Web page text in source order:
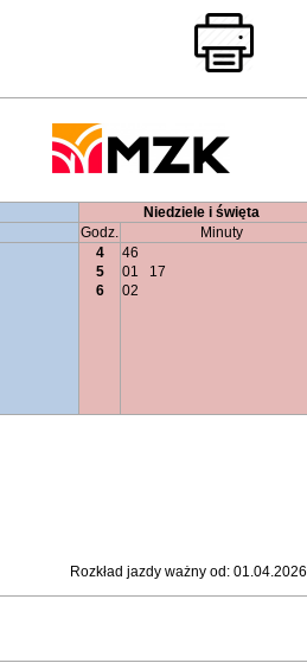
Niedziele i święta
Godz.
Minuty
4
46
5 01
17
6
02
Rozkład jazdy ważny od: 01.04.2026